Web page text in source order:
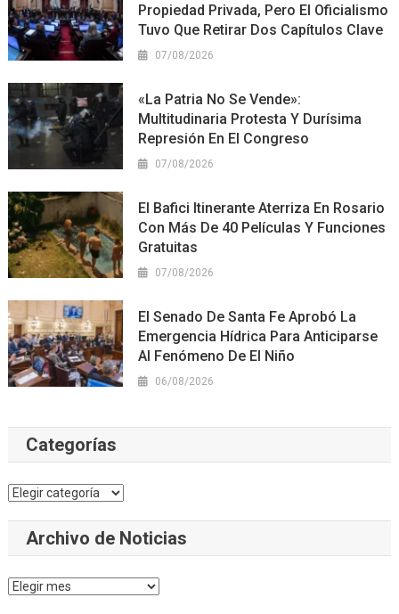
Propiedad Privada, Pero El Oficialismo
Tuvo Que Retirar Dos Capítulos Clave
07/08/2026
«La Patria No Se Vende»:
Multitudinaria Protesta Y Durísima
Represión En El Congreso
07/08/2026
El Bafici Itinerante Aterriza En Rosario
Con Más De 40 Películas Y Funciones
Gratuitas
07/08/2026
El Senado De Santa Fe Aprobó La
Emergencia Hídrica Para Anticiparse
Al Fenómeno De El Niño
06/08/2026
Categorías
Categorías
Archivo de Noticias
Archivo